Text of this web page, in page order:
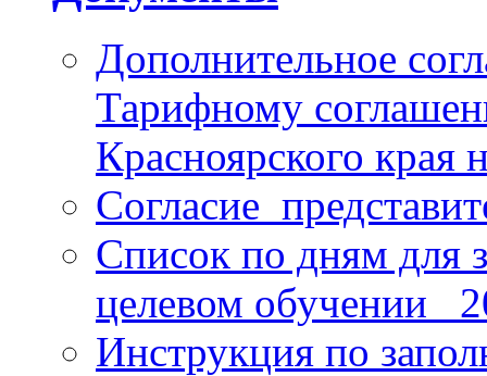
Дополнительное
Тарифному
Красноярского края
Список по дням для
целевом обучении_
Инструкция по